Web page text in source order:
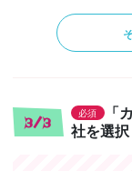
3/3
必須
「
社を選択